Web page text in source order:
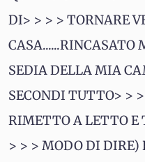
DI> > > > TORNARE
CASA......RINCASATO
SEDIA DELLA MIA
SECONDI TUTTO> >
RIMETTO A LETTO E
> > > MODO DI DIRE)